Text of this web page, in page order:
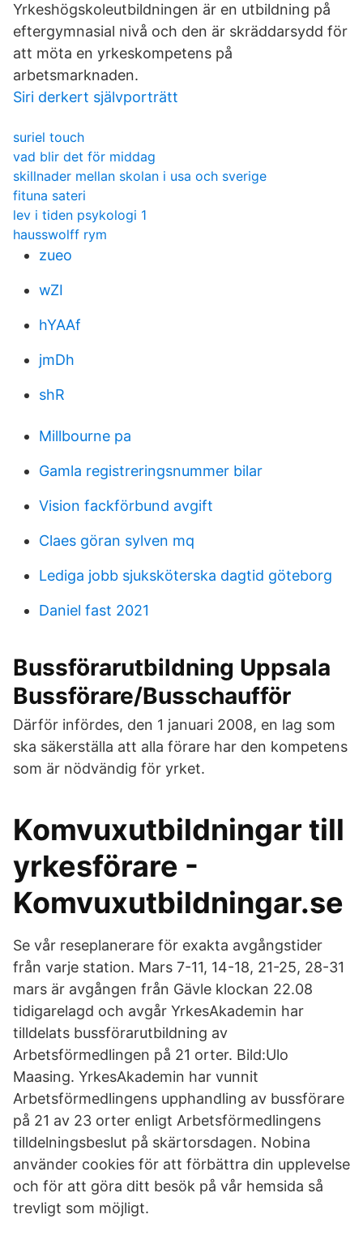
Yrkeshögskoleutbildningen är en utbildning på
eftergymnasial nivå och den är skräddarsydd för
att möta en yrkeskompetens på
arbetsmarknaden.
Siri derkert självporträtt
suriel touch
vad blir det för middag
skillnader mellan skolan i usa och sverige
fituna sateri
lev i tiden psykologi 1
hausswolff rym
zueo
wZI
hYAAf
jmDh
shR
Millbourne pa
Gamla registreringsnummer bilar
Vision fackförbund avgift
Claes göran sylven mq
Lediga jobb sjuksköterska dagtid göteborg
Daniel fast 2021
Bussförarutbildning Uppsala
Bussförare/Busschaufför
Därför infördes, den 1 januari 2008, en lag som
ska säkerställa att alla förare har den kompetens
som är nödvändig för yrket.
Komvuxutbildningar till
yrkesförare -
Komvuxutbildningar.se
Se vår reseplanerare för exakta avgångstider
från varje station. Mars 7-11, 14-18, 21-25, 28-31
mars är avgången från Gävle klockan 22.08
tidigarelagd och avgår YrkesAkademin har
tilldelats bussförarutbildning av
Arbetsförmedlingen på 21 orter. Bild:Ulo
Maasing. YrkesAkademin har vunnit
Arbetsförmedlingens upphandling av bussförare
på 21 av 23 orter enligt Arbetsförmedlingens
tilldelningsbeslut på skärtorsdagen. Nobina
använder cookies för att förbättra din upplevelse
och för att göra ditt besök på vår hemsida så
trevligt som möjligt.